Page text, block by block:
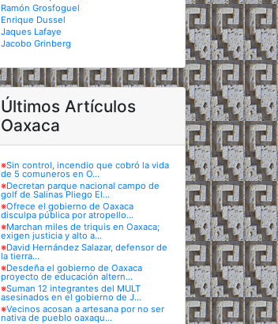
Ramón Grosfoguel
Enrique Dussel
Jaques Lafaye
Jacobo Grinberg
Últimos Artículos
Oaxaca
※Sin control, incendio que cobró la vida
de 5 comuneros en O...
※Decretan parque nacional campo de
golf de Salinas Pliego El...
※Ofrece el gobierno de Oaxaca
disculpa pública por atropello...
※Marchan miles de triquis en Oaxaca;
exigen justicia y alto a...
※David Hernández Salazar, defensor de
la tierra...
※Desdeña el gobierno de Oaxaca
proyecto de educación altern...
※Suman 12 integrantes del MULT
asesinados en el gobierno de J...
※Vecinos acosan a artesana por no ser
nativa de pueblo oaxaqu...